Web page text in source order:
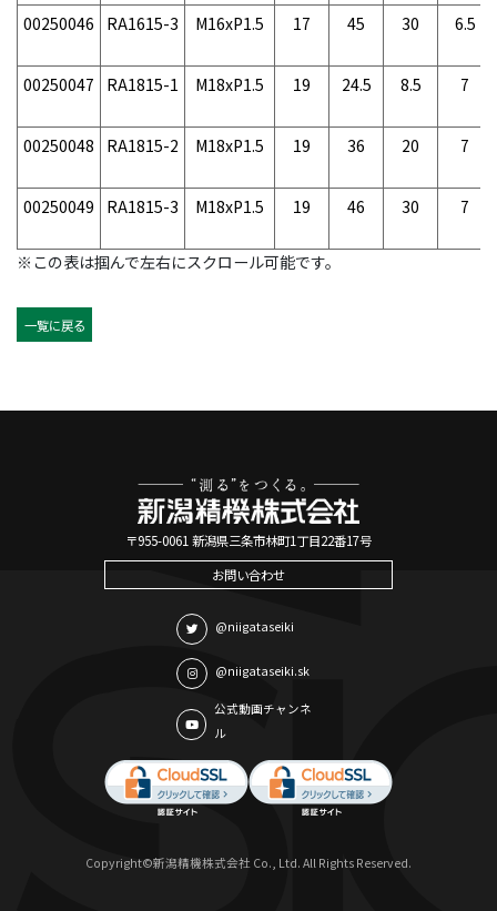
00250046 RA1615-3 M16xP1.5 17 45 30 6.5
00250047 RA1815-1 M18xP1.5 19 24.5 8.5 7
00250048 RA1815-2 M18xP1.5 19 36 20 7
00250049 RA1815-3 M18xP1.5 19 46 30 7
※この表は掴んで左右にスクロール可能です。
一覧に戻る
〒955-0061 新潟県三条市林町1丁目22番17号
お問い合わせ
@niigataseiki
@niigataseiki.sk
公式動画チャンネ
ル
Copyright©新潟精機株式会社 Co., Ltd. All Rights Reserved.